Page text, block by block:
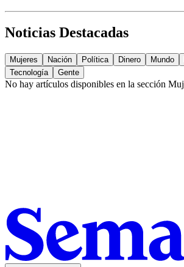
Noticias Destacadas
Mujeres Nación Política Dinero Mundo
Tecnología
Gente
No hay artículos disponibles en la sección